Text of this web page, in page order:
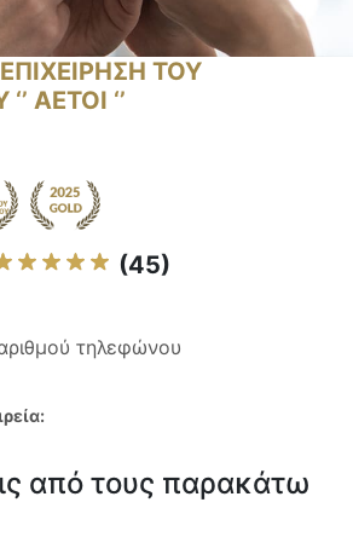
ΤΟΥ
ΑΕΤΟΙ ‘’
(45)
τηλεφώνου
από τους παρακάτω